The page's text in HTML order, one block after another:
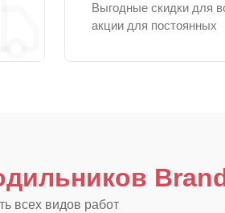
Выгодные скидки для
акции для постоянных
всех видов работ